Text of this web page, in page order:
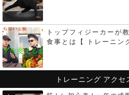
トップフィジーカーが
食事とは【 トレーニン
トレーニング アクセ